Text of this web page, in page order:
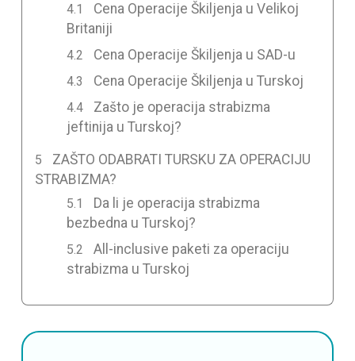
Cena Operacije Škiljenja u Velikoj
Britaniji
Cena Operacije Škiljenja u SAD-u
Cena Operacije Škiljenja u Turskoj
Zašto je operacija strabizma
jeftinija u Turskoj?
ZAŠTO ODABRATI TURSKU ZA OPERACIJU
STRABIZMA?
Da li je operacija strabizma
bezbedna u Turskoj?
All-inclusive paketi za operaciju
strabizma u Turskoj